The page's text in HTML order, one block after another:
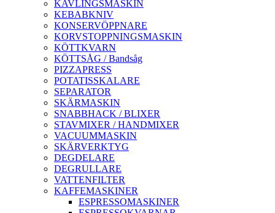
KAVLINGSMASKIN
KEBABKNIV
KONSERVÖPPNARE
KORVSTOPPNINGSMASKIN
KÖTTKVARN
KÖTTSÅG / Bandsåg
PIZZAPRESS
POTATISSKALARE
SEPARATOR
SKÄRMASKIN
SNABBHACK / BLIXER
STAVMIXER / HANDMIXER
VACUUMMASKIN
SKÄRVERKTYG
DEGDELARE
DEGRULLARE
VATTENFILTER
KAFFEMASKINER
ESPRESSOMASKINER